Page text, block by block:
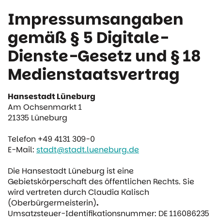
Impressumsangaben
gemäß § 5 Digitale-
Dienste-Gesetz und § 18
Medienstaatsvertrag
Hansestadt Lüneburg
Am Ochsenmarkt 1
21335 Lüneburg
Telefon +49 4131 309-0
E-Mail: stadt@stadt.lueneburg.de
Die Hansestadt Lüneburg ist eine
Gebietskörperschaft des öffentlichen Rechts. Sie
wird vertreten durch Claudia Kalisch
(Oberbürgermeisterin).
Umsatzsteuer-Identifikationsnummer: DE 116086235